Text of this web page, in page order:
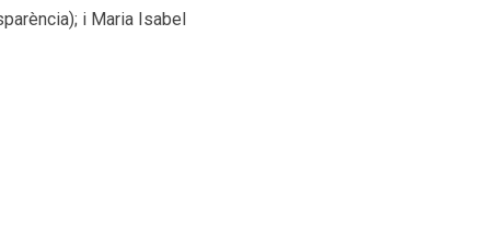
i Maria Isabel